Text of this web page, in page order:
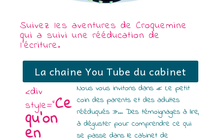
Suivez les aventures de Croquemine
qui a suivi une rééducation de
l'écriture.
La chaine You Tube du cabinet
<div
style="Ce
qu'on
en
Nous vous invitons dans « Le petit
coin des parents et des adultes
rééduqués »… Des témoignages à lire,
à déguster pour comprendre ce qui
se passe dans le cabinet de